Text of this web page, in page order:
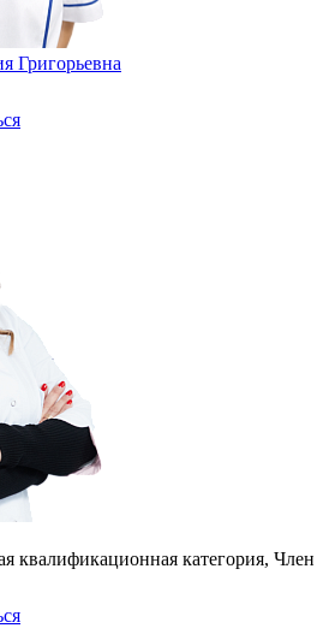
Григорьевна
квалификационная категория, Член